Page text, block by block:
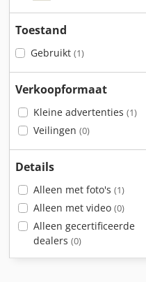
Toestand
Gebruikt (1)
Verkoopformaat
Kleine advertenties (1)
Veilingen (0)
Details
Alleen met foto's (1)
Alleen met video (0)
Alleen gecertificeerde
dealers (0)